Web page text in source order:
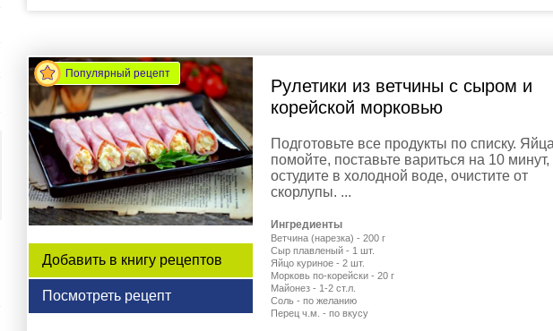
Популярный рецепт
Добавить в книгу рецептов
Посмотреть рецепт
Рулетики из ветчины с сыром и
корейской морковью
Подготовьте все продукты по списку.
помойте, поставьте вариться на 10 минут,
остудите в холодной воде, очистите от
скорлупы. ...
Ингредиенты
Ветчина (нарезка) - 200 г
Сыр плавленый - 1 шт.
Яйцо куриное - 2 шт.
Морковь по-корейски - 20 г
Майонез - 1-2 ст.л.
Соль - по желанию
Перец ч.м. - по вкусу